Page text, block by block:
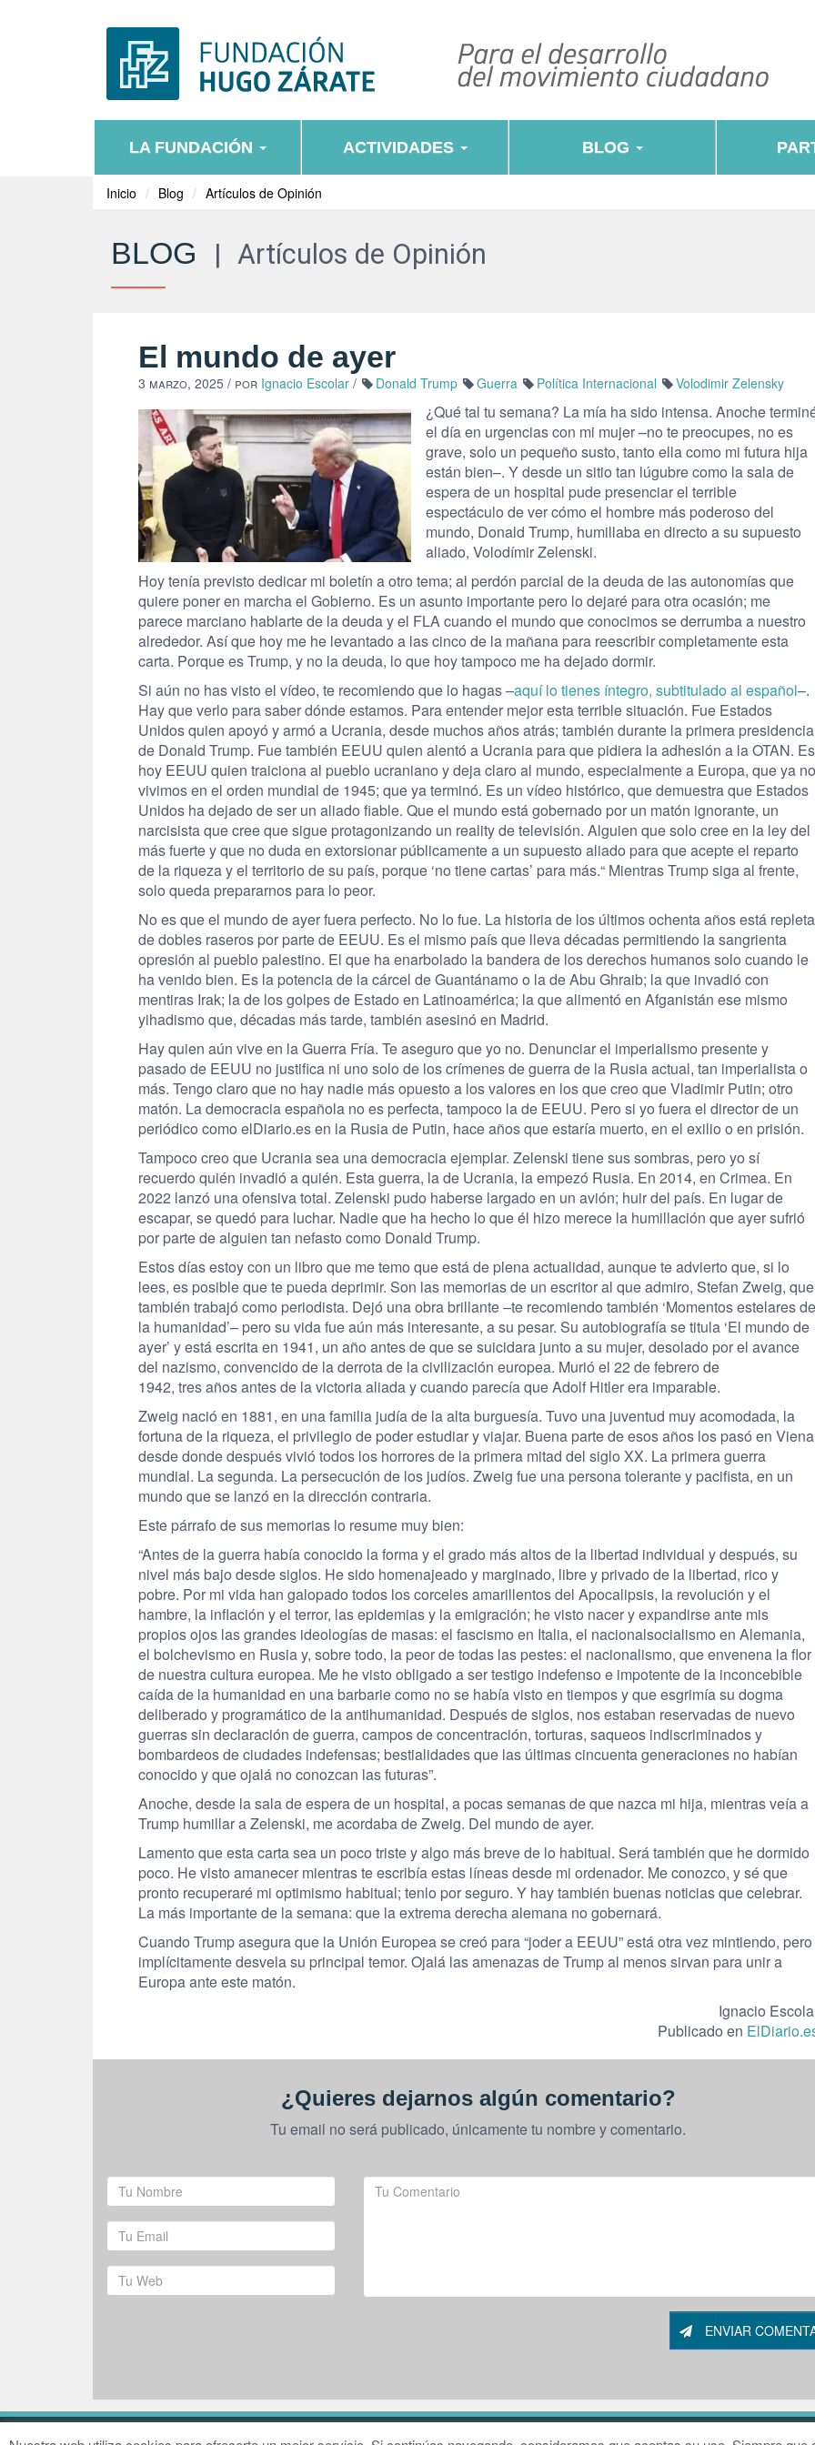
LA FUNDACIÓN ACTIVIDADES BLOG
Inicio Blog Artículos de Opinión
BLOG | Artículos de Opinión
El mundo de ayer
3 marzo, 2025 / por Ignacio Escolar / Donald Trump Guerra Política Internacional Volodimir Zelensky
¿Qué tal tu semana? La mía ha sido intensa. Anoche
el día en urgencias con mi mujer –no te preocupes, no es
grave, solo un pequeño susto, tanto ella como mi futura hija
están bien–. Y desde un sitio tan lúgubre como la sala de
espera de un hospital pude presenciar el terrible
espectáculo de ver cómo el hombre más poderoso del
mundo, Donald Trump, humillaba en directo a su supuesto
aliado, Volodímir Zelenski.
Hoy tenía previsto dedicar mi boletín a otro tema; al perdón parcial de la deuda de las autonomías que
quiere poner en marcha el Gobierno. Es un asunto importante pero lo dejaré para otra ocasión; me
parece marciano hablarte de la deuda y el FLA cuando el mundo que conocimos se derrumba a nuestro
alrededor. Así que hoy me he levantado a las cinco de la mañana para reescribir completamente esta
carta. Porque es Trump, y no la deuda, lo que hoy tampoco me ha dejado dormir.
Si aún no has visto el vídeo, te recomiendo que lo hagas –aquí lo tienes íntegro, subtitulado al español–.
Hay que verlo para saber dónde estamos. Para entender mejor esta terrible situación. Fue Estados
Unidos quien apoyó y armó a Ucrania, desde muchos años atrás; también durante la primera presidencia
de Donald Trump. Fue también EEUU quien alentó a Ucrania para que pidiera la adhesión a la OTAN. Es
hoy EEUU quien traiciona al pueblo ucraniano y deja claro al mundo, especialmente a Europa, que ya no
vivimos en el orden mundial de 1945; que ya terminó. Es un vídeo histórico, que demuestra que Estados
Unidos ha dejado de ser un aliado fiable. Que el mundo está gobernado por un matón ignorante, un
narcisista que cree que sigue protagonizando un reality de televisión. Alguien que solo cree en la ley del
más fuerte y que no duda en extorsionar públicamente a un supuesto aliado para que acepte el reparto
de la riqueza y el territorio de su país, porque ‘no tiene cartas’ para más.“ Mientras Trump siga al frente,
solo queda prepararnos para lo peor.
No es que el mundo de ayer fuera perfecto. No lo fue. La historia de los últimos ochenta años está repleta
de dobles raseros por parte de EEUU. Es el mismo país que lleva décadas permitiendo la sangrienta
opresión al pueblo palestino. El que ha enarbolado la bandera de los derechos humanos solo cuando le
ha venido bien. Es la potencia de la cárcel de Guantánamo o la de Abu Ghraib; la que invadió con
mentiras Irak; la de los golpes de Estado en Latinoamérica; la que alimentó en Afganistán ese mismo
yihadismo que, décadas más tarde, también asesinó en Madrid.
Hay quien aún vive en la Guerra Fría. Te aseguro que yo no. Denunciar el imperialismo presente y
pasado de EEUU no justifica ni uno solo de los crímenes de guerra de la Rusia actual, tan imperialista o
más. Tengo claro que no hay nadie más opuesto a los valores en los que creo que Vladimir Putin; otro
matón. La democracia española no es perfecta, tampoco la de EEUU. Pero si yo fuera el director de un
periódico como elDiario.es en la Rusia de Putin, hace años que estaría muerto, en el exilio o en prisión.
Tampoco creo que Ucrania sea una democracia ejemplar. Zelenski tiene sus sombras, pero yo sí
recuerdo quién invadió a quién. Esta guerra, la de Ucrania, la empezó Rusia. En 2014, en Crimea. En
2022 lanzó una ofensiva total. Zelenski pudo haberse largado en un avión; huir del país. En lugar de
escapar, se quedó para luchar. Nadie que ha hecho lo que él hizo merece la humillación que ayer sufrió
por parte de alguien tan nefasto como Donald Trump.
Estos días estoy con un libro que me temo que está de plena actualidad, aunque te advierto que, si lo
lees, es posible que te pueda deprimir. Son las memorias de un escritor al que admiro, Stefan Zweig, que
también trabajó como periodista. Dejó una obra brillante –te recomiendo también ‘Momentos estelares de
la humanidad’– pero su vida fue aún más interesante, a su pesar. Su autobiografía se titula ‘El mundo de
ayer’ y está escrita en 1941, un año antes de que se suicidara junto a su mujer, desolado por el avance
del nazismo, convencido de la derrota de la civilización europea. Murió el 22 de febrero de
1942, tres años antes de la victoria aliada y cuando parecía que Adolf Hitler era imparable.
Zweig nació en 1881, en una familia judía de la alta burguesía. Tuvo una juventud muy acomodada, la
fortuna de la riqueza, el privilegio de poder estudiar y viajar. Buena parte de esos años los pasó en
desde donde después vivió todos los horrores de la primera mitad del siglo XX. La primera guerra
mundial. La segunda. La persecución de los judíos. Zweig fue una persona tolerante y pacifista, en un
mundo que se lanzó en la dirección contraria.
Este párrafo de sus memorias lo resume muy bien:
“Antes de la guerra había conocido la forma y el grado más altos de la libertad individual y después, su
nivel más bajo desde siglos. He sido homenajeado y marginado, libre y privado de la libertad, rico y
pobre. Por mi vida han galopado todos los corceles amarillentos del Apocalipsis, la revolución y el
hambre, la inflación y el terror, las epidemias y la emigración; he visto nacer y expandirse ante mis
propios ojos las grandes ideologías de masas: el fascismo en Italia, el nacionalsocialismo en Alemania,
el bolchevismo en Rusia y, sobre todo, la peor de todas las pestes: el nacionalismo, que envenena la flor
de nuestra cultura europea. Me he visto obligado a ser testigo indefenso e impotente de la inconcebible
caída de la humanidad en una barbarie como no se había visto en tiempos y que esgrimía su dogma
deliberado y programático de la antihumanidad. Después de siglos, nos estaban reservadas de nuevo
guerras sin declaración de guerra, campos de concentración, torturas, saqueos indiscriminados y
bombardeos de ciudades indefensas; bestialidades que las últimas cincuenta generaciones no habían
conocido y que ojalá no conozcan las futuras”.
Anoche, desde la sala de espera de un hospital, a pocas semanas de que nazca mi hija, mientras veía a
Trump humillar a Zelenski, me acordaba de Zweig. Del mundo de ayer.
Lamento que esta carta sea un poco triste y algo más breve de lo habitual. Será también que he dormido
poco. He visto amanecer mientras te escribía estas líneas desde mi ordenador. Me conozco, y sé que
pronto recuperaré mi optimismo habitual; tenlo por seguro. Y hay también buenas noticias que celebrar.
La más importante de la semana: que la extrema derecha alemana no gobernará.
Cuando Trump asegura que la Unión Europea se creó para “joder a EEUU” está otra vez mintiendo, pero
implícitamente desvela su principal temor. Ojalá las amenazas de Trump al menos sirvan para unir a
Europa ante este matón.
Ignacio
Publicado en
¿Quieres dejarnos algún comentario?
Tu email no será publicado, únicamente tu nombre y comentario.
ENVIAR